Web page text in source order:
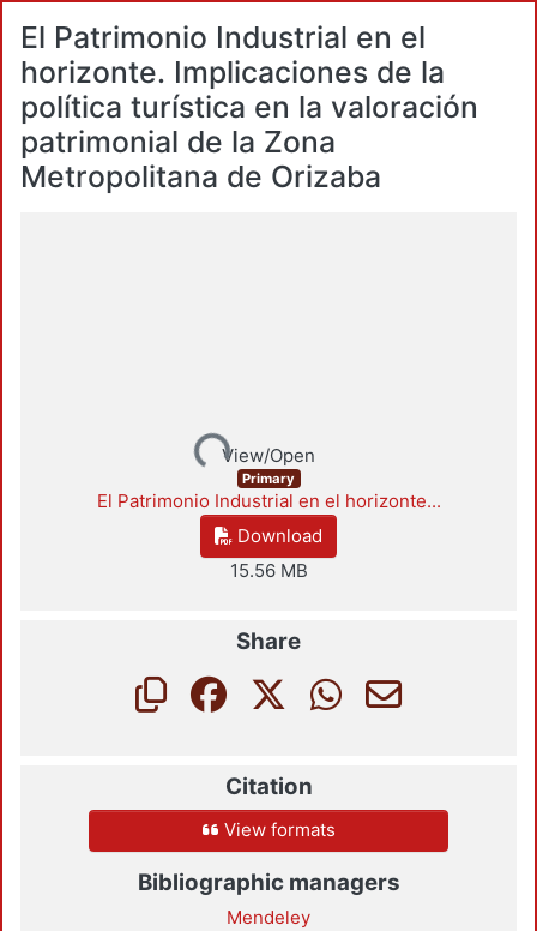
El Patrimonio Industrial en el
horizonte. Implicaciones de la
política turística en la valoración
patrimonial de la Zona
Metropolitana de Orizaba
Loading...View/Open
Primary
El Patrimonio Industrial en el horizonte...
Download
15.56 MB
Share
Citation
View formats
Bibliographic managers
Mendeley